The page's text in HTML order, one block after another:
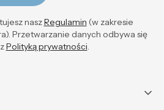
naszRegulamin (w zakresie
Przetwarzanie danych odbywa się
Polityką prywatności.